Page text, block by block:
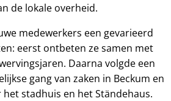
de lokale overheid.
medewerkers een gevarieerd
eerst ontbeten ze samen met
Daarna volgde een
gang van zaken in Beckum en
stadhuis en het Ständehaus.